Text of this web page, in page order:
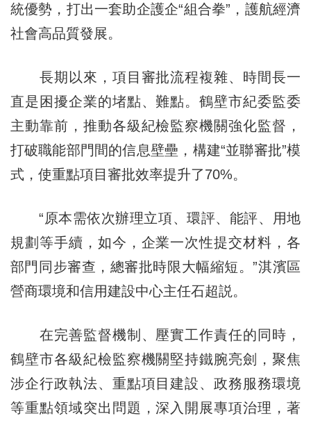
統優勢，打出一套助企護企“組合拳”，護航經濟
社會高品質發展。
長期以來，項目審批流程複雜、時間長一
直是困擾企業的堵點、難點。鶴壁市紀委監委
主動靠前，推動各級紀檢監察機關強化監督，
打破職能部門間的信息壁壘，構建“並聯審批”模
式，使重點項目審批效率提升了70%。
“原本需依次辦理立項、環評、能評、用地
規劃等手續，如今，企業一次性提交材料，各
部門同步審查，總審批時限大幅縮短。”淇濱區
營商環境和信用建設中心主任石超説。
在完善監督機制、壓實工作責任的同時，
鶴壁市各級紀檢監察機關堅持鐵腕亮劍，聚焦
涉企行政執法、重點項目建設、政務服務環境
等重點領域突出問題，深入開展專項治理，著